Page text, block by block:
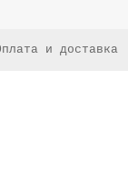
и доставка